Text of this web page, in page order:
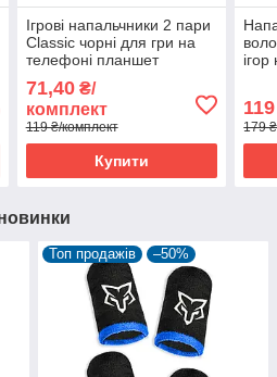
Ігрові напальчники 2 пари
Classic чорні для гри на
телефоні планшет
пубг пабг мобайл
71,40₴/
комплект
119 ₴/комплект
Купити
119
179
Топ продажів –50%